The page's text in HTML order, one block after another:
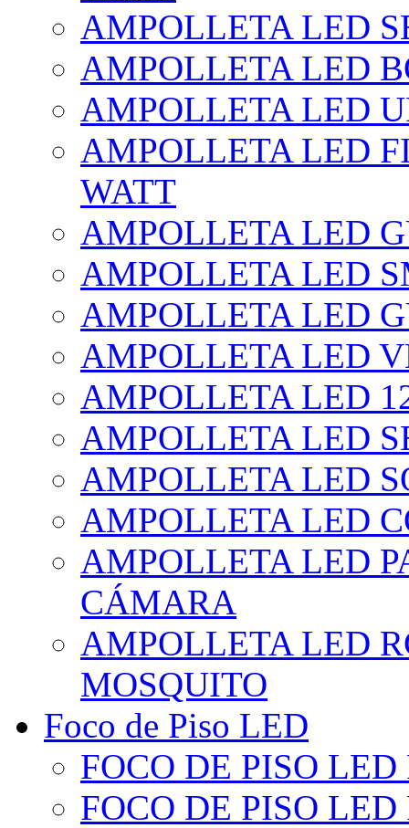
AMPOLLETA LED
AMPOLLETA LED
AMPOLLETA LED
AMPOLLETA LED
WATT
AMPOLLETA LED
AMPOLLETA LED
AMPOLLETA LED
AMPOLLETA LED
AMPOLLETA LED
AMPOLLETA LED
AMPOLLETA LED
AMPOLLETA LED
AMPOLLETA LED
CÁMARA
AMPOLLETA LED
MOSQUITO
Foco de Piso LED
FOCO DE PISO
FOCO DE PISO